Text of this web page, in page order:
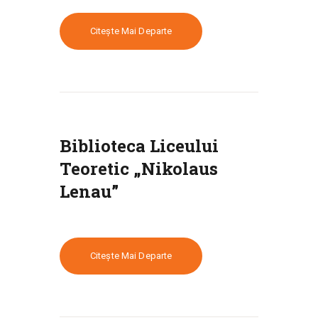
Citește Mai Departe
Biblioteca Liceului
Teoretic „Nikolaus
Lenau”
Citește Mai Departe